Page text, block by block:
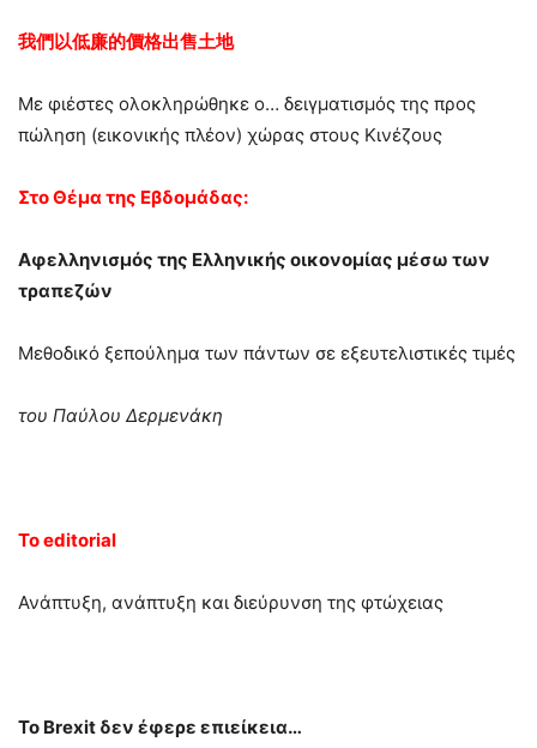
我們以低廉的價格出售土地
Με φιέστες ολοκληρώθηκε ο… δειγματισμός της προς
πώληση (εικονικής πλέον) χώρας στους Κινέζους
Στο Θέμα της Εβδομάδας:
Αφελληνισμός της Ελληνικής οικονομίας μέσω των
τραπεζών
Μεθοδικό ξεπούλημα των πάντων σε εξευτελιστικές τιμές
του Παύλου Δερμενάκη
Το editorial
Ανάπτυξη, ανάπτυξη και διεύρυνση της φτώχειας
Το Brexit δεν έφερε επιείκεια…